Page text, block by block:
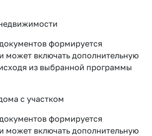
формируется
может включать дополнительную
из выбранной программы
с участком
формируется
может включать дополнительную